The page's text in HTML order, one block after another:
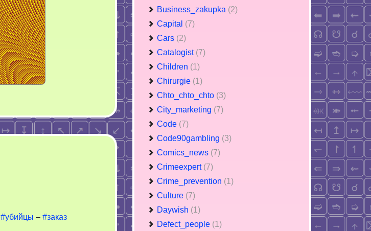
#убийцы – #заказ
Business_zakupka (2)
Capital (7)
Cars (2)
Catalogist (7)
Children (1)
Chirurgie (1)
Chto_chto_chto (3)
City_marketing (7)
Code (7)
Code90gambling (3)
Comics_news (7)
Crimeexpert (7)
Crime_prevention (1)
Culture (7)
Daywish (1)
Defect_people (1)